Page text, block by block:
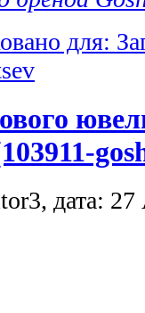
для:
дата: 27